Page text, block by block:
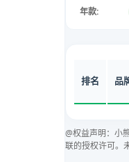
年款:
排名 品
@权益声明：小
联的授权许可。